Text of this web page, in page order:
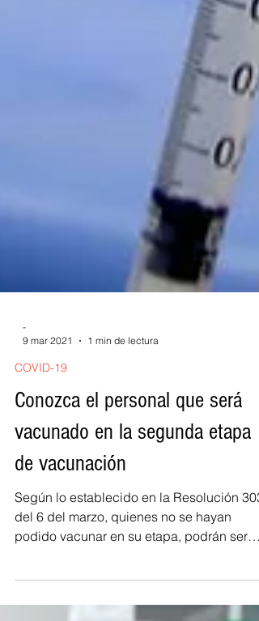
-
9 mar 2021
1 min de lectura
COVID-19
Conozca el personal que será
vacunado en la segunda etapa
de vacunación
del 6 del marzo, quienes no se hayan
podido vacunar en su etapa, podrán ser